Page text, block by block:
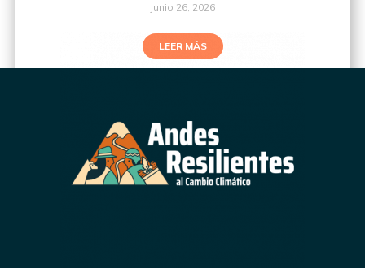
junio 26, 2026
LEER MÁS